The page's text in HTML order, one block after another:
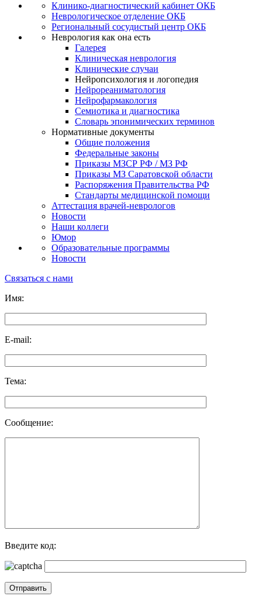
Клинико-диагностический кабинет ОКБ
Неврологическое отделение ОКБ
Региональный сосудистый центр ОКБ
Неврология как она есть
Галерея
Клиническая неврология
Клинические случаи
Нейропсихология и логопедия
Нейрореаниматология
Нейрофармакология
Семиотика и диагностика
Словарь эпонимических терминов
Нормативные документы
Общие положения
Федеральные законы
Приказы МЗСР РФ / МЗ РФ
Приказы МЗ Саратовской области
Распоряжения Правительства РФ
Стандарты медицинской помощи
Аттестация врачей-неврологов
Новости
Наши коллеги
Юмор
Образовательные программы
Новости
Связаться с нами
Имя:
E-mail:
Тема:
Сообщение:
Введите код: